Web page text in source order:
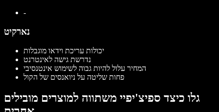
-
נארקיט
יכולות עריכת וידאו מוגבלות
נדרשת גישה לאינטרנט
המחיר עלול להיות גבוה לשימוש אינטנסיבי
פחות שליטה על ניואנסים של הקול
גלו כיצד ספיצ'יפיי משתווה למוצרים מובילים